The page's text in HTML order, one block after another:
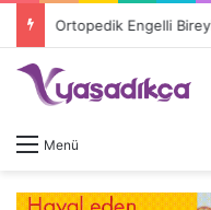
Menü